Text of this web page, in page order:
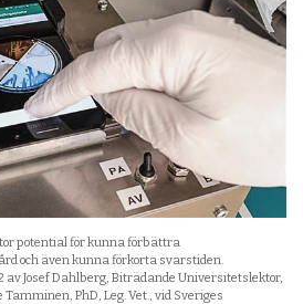
potential för kunna förbättra
och även kunna förkorta svarstiden.
av Josef Dahlberg, Biträdande Universitetslektor,
PhD, Leg. Vet., vid Sveriges